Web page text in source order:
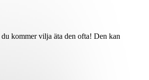
kommer vilja äta den ofta! Den kan